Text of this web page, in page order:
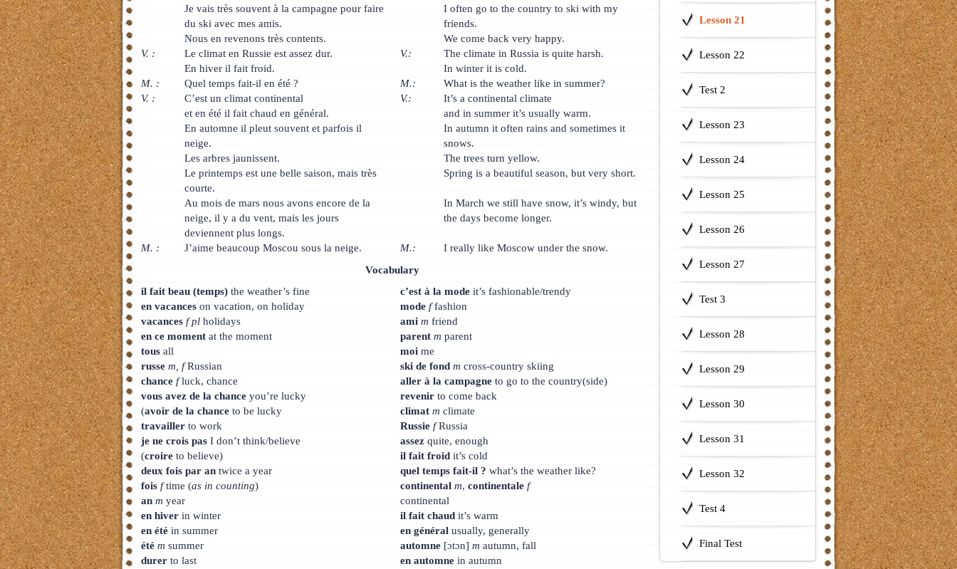
Je vais très souvent à la campagne pour faire
du ski avec mes amis.
I often go to the country to ski with my
friends.
Nous en revenons très contents.
We come back very happy.
V. :
Le climat en Russie est assez dur. V.:
The climate in Russia is quite harsh.
En hiver il fait froid.
In winter it is cold.
M. :
Quel temps fait-il en été ? M.:
What is the weather like in summer?
V. :
C’est un climat continental V.:
It’s a continental climate
et en été il fait chaud en général.
and in summer it’s usually warm.
En automne il pleut souvent et parfois il
neige.
In autumn it often rains and sometimes it
snows.
Les arbres jaunissent.
The trees turn yellow.
Le printemps est une belle saison, mais très
courte.
Spring is a beautiful season, but very short.
Au mois de mars nous avons encore de la
neige, il y a du vent, mais les jours
deviennent plus longs.
In March we still have snow, it’s windy, but
the days become longer.
M. : J’aime beaucoup Moscou sous la neige. M.:
I really like Moscow under the snow.
Vocabulary
il fait beau (temps) the weather’s fine
en vacances on vacation, on holiday
vacances f pl holidays
en ce moment at the moment
tous all
russe m, fRussian
chance fluck, chance
vous avez de la chance you’re lucky
(avoir de la chance to be lucky
travailler to work
je ne crois pas I don’t think/believe
(croire to believe)
deux fois par an twice a year
fois ftime (as in counting)
an m year
en hiver in winter
en été in summer
été m summer
durer to last
c’est à la mode it’s fashionable/trendy
mode ffashion
ami m friend
parent m parent
moi me
ski de fond m cross-country skiing
aller à la campagne to go to the country(side)
revenir to come back
climat m climate
Russie fRussia
assez quite, enough
il fait froid it’s cold
quel temps fait-il ? what’s the weather like?
continental m, continentale f
continental
il fait chaud it’s warm
en général usually, generally
automne [ɔtɔn] m autumn, fall
en automne in autumn
Lesson 21
Lesson 22
Test 2
Lesson 23
Lesson 24
Lesson 25
Lesson 26
Lesson 27
Test 3
Lesson 28
Lesson 29
Lesson 30
Lesson 31
Lesson 32
Test 4
Final Test